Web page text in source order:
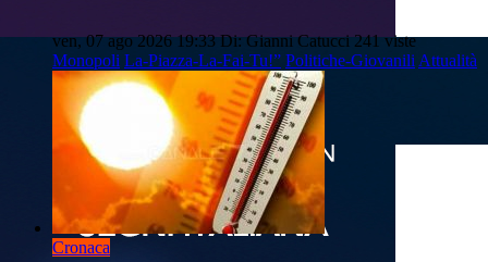
ven, 07 ago 2026 19:33 Di: Gianni Catucci 241 viste
Monopoli La-Piazza-La-Fai-Tu!” Politiche-Giovanili Attualità
Cronaca